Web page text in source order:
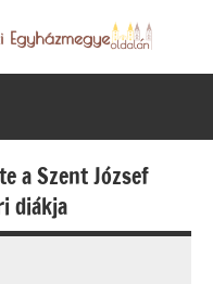
a Szent József
diákja